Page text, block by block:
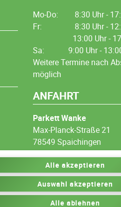
Mo-Do:
8:30 Uhr -
Fr:
8:30 Uhr -
13:00 Uhr -
Sa: 9:00 Uhr -
Weitere Termine nach
möglich
ANFAHRT
Parkett Wanke
Max-Planck-Straße 21
78549 Spaichingen
Alle akzeptieren
Auswahl akzeptieren
Alle ablehnen